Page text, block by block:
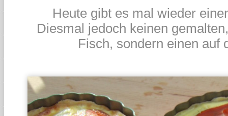
Heute gibt es mal wieder
Diesmal jedoch keinen
Fisch, sondern einen auf